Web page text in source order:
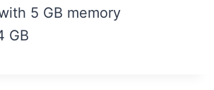
5 GB memory
GB